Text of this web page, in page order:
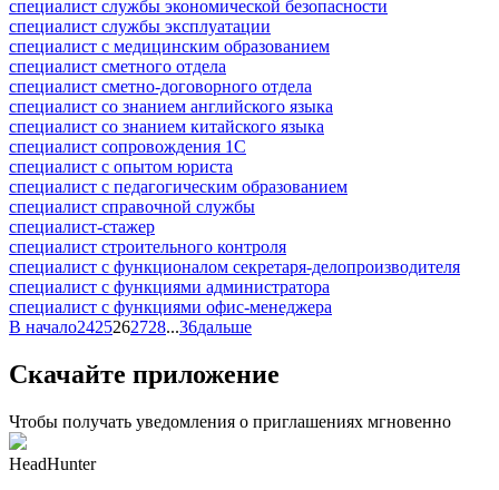
специалист службы экономической безопасности
специалист службы эксплуатации
специалист с медицинским образованием
специалист сметного отдела
специалист сметно-договорного отдела
специалист со знанием английского языка
специалист со знанием китайского языка
специалист сопровождения 1С
специалист с опытом юриста
специалист с педагогическим образованием
специалист справочной службы
специалист-стажер
специалист строительного контроля
специалист с функционалом секретаря-делопроизводителя
специалист с функциями администратора
специалист с функциями офис-менеджера
В начало2425262728...36дальше
Скачайте приложение
Чтобы получать уведомления о приглашениях мгновенно
HeadHunter